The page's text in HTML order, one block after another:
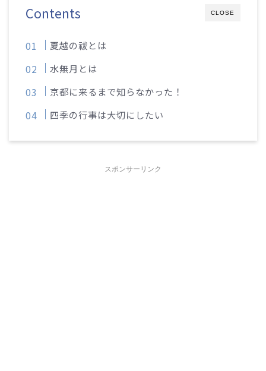
CLOSE
Contents
夏越の祓とは
水無月とは
京都に来るまで知らなかった！
四季の行事は大切にしたい
スポンサーリンク